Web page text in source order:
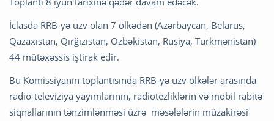
İclasda RRB-yə üzv olan 7 ölkədən (Azərbaycan, Belarus,
Qazaxıstan, Qırğızıstan, Özbəkistan, Rusiya, Türkmənistan)
44 mütəxəssis iştirak edir.
Bu Komissiyanın toplantısında RRB-yə üzv ölkələr arasında
radio-televiziya yayımlarının, radiotezliklərin və mobil rabitə
siqnallarının tənzimlənməsi üzrə məsələlərin müzakirəsi